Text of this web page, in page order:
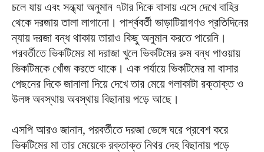
চলে যায় এবং সন্ধ্যা অনুমান ৭টার দিকে বাসায় এসে দেখে বাহির
থেকে দরজায় তালা লাগানো। পার্শ্ববর্তী ভাড়াটিয়াগণও প্রতিদিনের
ন্যায় দরজা বন্ধ থাকায় তারাও কিছু অনুমান করতে পারেনি।
পরবর্তীতে ভিকটিমের মা দরাজা খুলে ভিকটিমের রুম বন্ধ পাওয়ায়
ভিকটিমকে খোঁজ করতে থাকে। এক পর্যায়ে ভিকটিমের মা বাসার
পেছনের দিকে জানালা দিয়ে দেখে তার মেয়ে গলাকাটা রক্তাক্ত ও
উলঙ্গ অবস্থায় অবস্থায় বিছানায় পড়ে আছে।
এসপি আরও জানান, পরবর্তীতে দরজা ভেঙ্গে ঘরে প্রবেশ করে
ভিকটিমের মা তার মেয়েকে রক্তাক্ত নিথর দেহ বিছানায় পড়ে